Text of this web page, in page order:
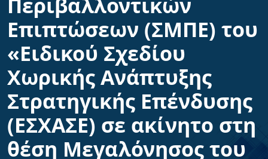
Επιπτώσεων (ΣΜΠΕ) του
«Ειδικού Σχεδίου
Χωρικής Ανάπτυξης
Στρατηγικής Επένδυσης
(ΕΣΧΑΣΕ) σε ακίνητο στη
θέση Μεγαλόνησος του